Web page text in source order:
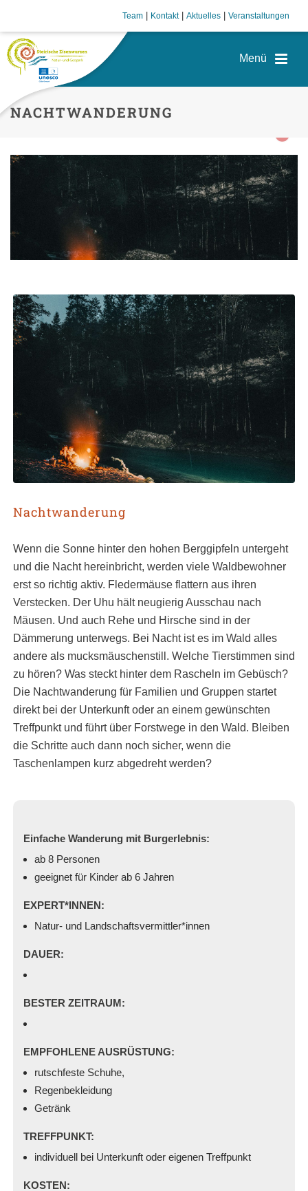
Team Kontakt| Aktuelles Veranstaltungen
NACHTWANDERUNG
Nachtwanderung
Wenn die Sonne hinter den hohen Berggipfeln untergeht
und die Nacht hereinbricht, werden viele Waldbewohner
erst so richtig aktiv. Fledermäuse flattern aus ihren
Verstecken. Der Uhu hält neugierig Ausschau nach
Mäusen. Und auch Rehe und Hirsche sind in der
Dämmerung unterwegs. Bei Nacht ist es im Wald alles
andere als mucksmäuschenstill. Welche Tierstimmen sind
zu hören? Was steckt hinter dem Rascheln im Gebüsch?
Die Nachtwanderung für Familien und Gruppen startet
direkt bei der Unterkunft oder an einem gewünschten
Treffpunkt und führt über Forstwege in den Wald. Bleiben
die Schritte auch dann noch sicher, wenn die
Taschenlampen kurz abgedreht werden?
Einfache Wanderung mit Burgerlebnis:
ab 8 Personen
geeignet für Kinder ab 6 Jahren
EXPERT*INNEN:
Natur- und Landschaftsvermittler*innen
DAUER:
BESTER ZEITRAUM:
EMPFOHLENE AUSRÜSTUNG:
rutschfeste Schuhe,
Regenbekleidung
Getränk
TREFFPUNKT:
individuell bei Unterkunft oder eigenen Treffpunkt
KOSTEN: